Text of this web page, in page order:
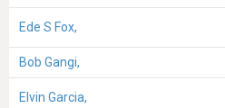
Ede S Fox,
Bob Gangi,
Elvin Garcia,